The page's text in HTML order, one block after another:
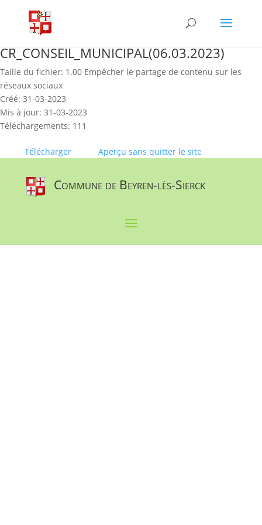
content
CR_CONSEIL_MUNICIPAL(06.03.2023)
Taille du fichier: 1.00 Empêcher le partage de contenu sur les
réseaux sociaux
Créé: 31-03-2023
Mis à jour: 31-03-2023
Téléchargements: 111
Télécharger Aperçu sans quitter le site
Commune de Beyren-lès-Sierck